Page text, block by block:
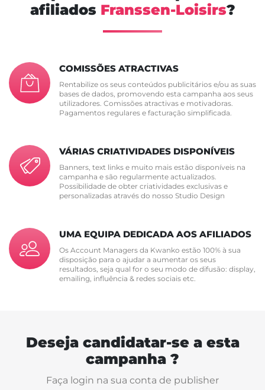
afiliados Franssen-Loisirs?
COMISSÕES ATRACTIVAS
Rentabilize os seus conteúdos publicitários e/ou as suas
bases de dados, promovendo esta campanha aos seus
utilizadores. Comissões atractivas e motivadoras.
Pagamentos regulares e facturação simplificada.
VÁRIAS CRIATIVIDADES DISPONÍVEIS
Banners, text links e muito mais estão disponíveis na
campanha e são regularmente actualizados.
Possibilidade de obter criatividades exclusivas e
personalizadas através do nosso Studio Design
UMA EQUIPA DEDICADA AOS AFILIADOS
Os Account Managers da Kwanko estão 100% à sua
disposição para o ajudar a aumentar os seus
resultados, seja qual for o seu modo de difusão: display,
emailing, influência & redes sociais etc.
Deseja candidatar-se a esta
campanha ?
Faça login na sua conta de publisher